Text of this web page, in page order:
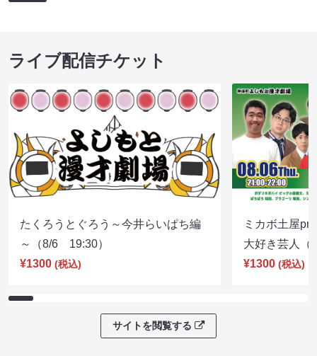
ライブ配信チケット
たくろうとぐろう～今井らいぱち編
～（8/6 19:30）
¥1300 (税込)
ミカボ土屋
大好き芸人
¥1300 (税込)
サイトを閲覧する